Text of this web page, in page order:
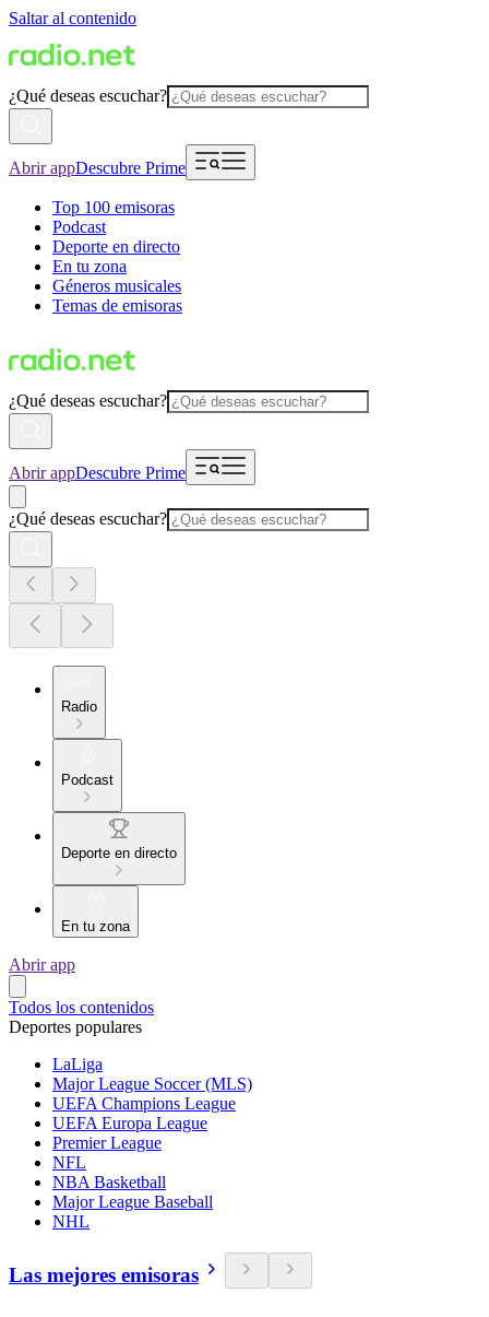
Saltar al contenido
¿Qué deseas escuchar?
Abrir appDescubre Prime
Top 100 emisoras
Podcast
Deporte en directo
En tu zona
Géneros musicales
Temas de emisoras
¿Qué deseas escuchar?
Abrir appDescubre Prime
¿Qué deseas escuchar?
Radio
Podcast
Deporte en directo
En tu zona
Abrir app
Todos los contenidos
Deportes populares
LaLiga
Major League Soccer (MLS)
UEFA Champions League
UEFA Europa League
Premier League
NFL
NBA Basketball
Major League Baseball
NHL
Las mejores emisoras